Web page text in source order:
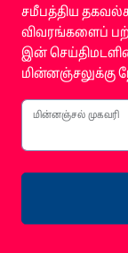
சமீபத்திய
விவரங்களைப்
இன்
மின்னஞ்சலுக்கு
மின்னஞ்சல் முகவரி